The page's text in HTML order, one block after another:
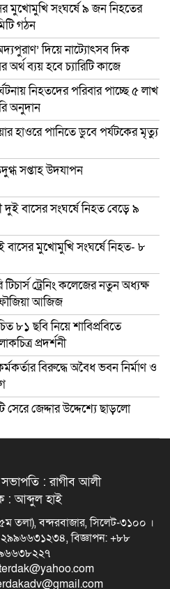
মুখোমুখি সংঘর্ষে ৯ জন নিহতের
গঠন
দিয়ে নাট্যোৎসব দিক
অর্থ ব্যয় হবে চ্যারিটি কাজে
নিহতদের পরিবার পাচ্ছে ৫ লাখ
অনুদান
হাওরে পানিতে ডুবে পর্যটকের মৃত্যু
সপ্তাহ উদযাপন
দুই বাসের সংঘর্ষে নিহত বেড়ে ৯
বাসের মুখোমুখি সংঘর্ষে নিহত- ৮
ট্রেনিং কলেজের নতুন অধ্যক্ষ
আজিজ
৮১ ছবি নিয়ে শাবিপ্রবিতে
প্রদর্শনী
বিরুদ্ধে অবৈধ ভবন নির্মাণ ও
সেরে জেদ্দার উদ্দেশ্যে ছাড়লো
: রাগীব আলী
: আব্দুল হাই
তলা), বন্দরবাজার, সিলেট-৩১০০ ।
বিজ্ঞাপন: +৮৮